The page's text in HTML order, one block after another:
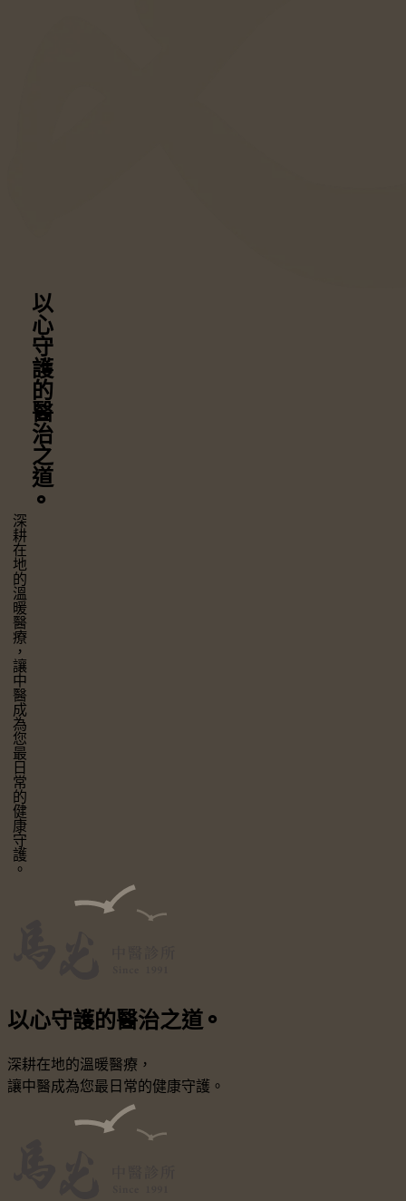
以心守護
的醫治之道
⚬
深耕在地的溫暖醫療，
讓中醫成為您最日常的健康守護。
以心守護的醫治之道 ⚬
深耕在地的溫暖醫療，
讓中醫成為您最日常的健康守護。